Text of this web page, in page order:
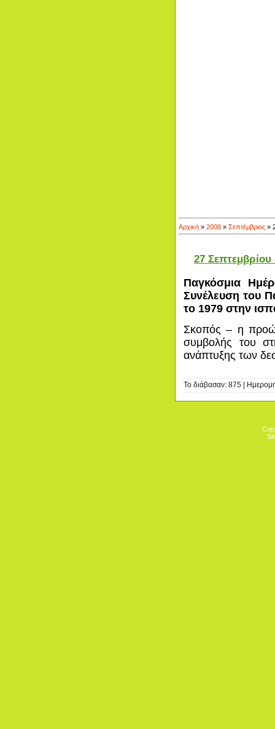
Αρχική » 2008 » Σεπτέμβριος »
27
Παγκόσμια
Συνέλευση του
το 1979 στην
Σκοπός – η
συμβολής του
ανάπτυξης των
Το διάβασαν: 875 |